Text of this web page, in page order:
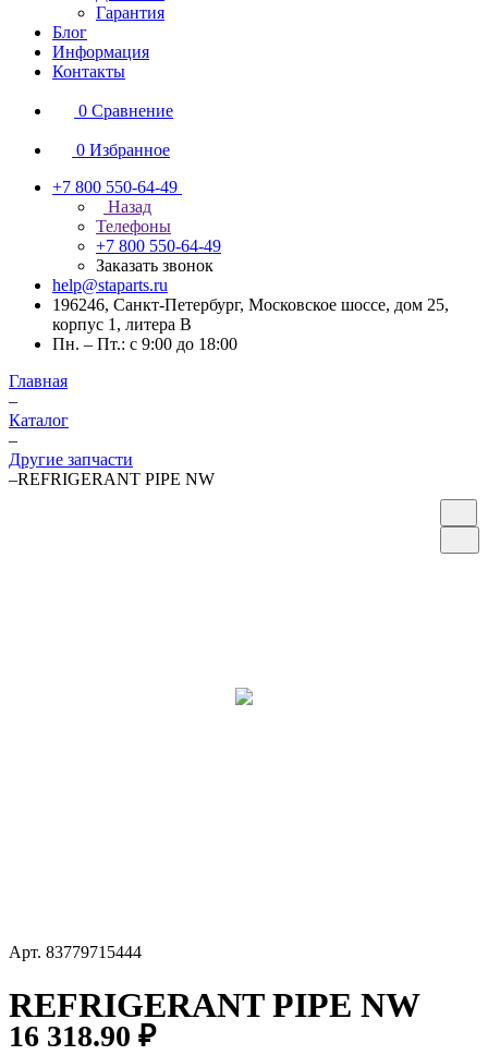
Гарантия
Блог
Информация
Контакты
0 Сравнение
0 Избранное
+7 800 550-64-49
Назад
Телефоны
+7 800 550-64-49
Заказать звонок
help@staparts.ru
196246, Санкт-Петербург, Московское шоссе, дом 25,
корпус 1, литера В
Пн. – Пт.: с 9:00 до 18:00
Главная
–
Каталог
–
Другие запчасти
–REFRIGERANT PIPE NW
Арт. 83779715444
REFRIGERANT PIPE NW
16 318.90 ₽